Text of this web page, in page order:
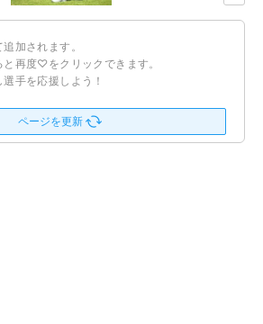
加されます。
再度♡をクリックできます。
手を応援しよう！
ページを更新